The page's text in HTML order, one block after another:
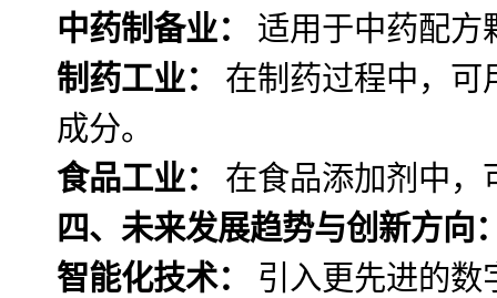
中药制备业：
适用于中药配方
制药工业：
在制药过程中，可
成分。
食品工业：
在食品添加剂中，
四、未来发展趋势与创新方向
智能化技术：
引入更先进的数